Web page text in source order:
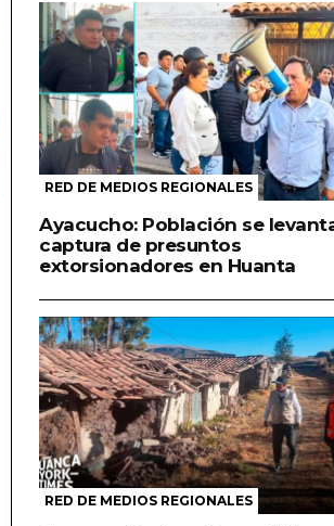
RED DE MEDIOS REGIONALES
Ayacucho: Población se
captura de presuntos
extorsionadores en Huanta
RED DE MEDIOS REGIONALES